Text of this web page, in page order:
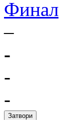
Финал
–
-
-
-
Затвори